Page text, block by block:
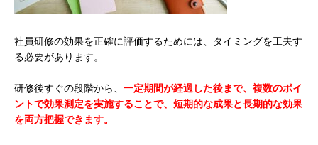
社員研修の効果を正確に評価するためには、タイミングを工夫す
る必要があります。
研修後すぐの段階から、 一定期間が経過した後まで、複数のポイ
ントで効果測定を実施することで、短期的な成果と長期的な効果
を両方把握できます。